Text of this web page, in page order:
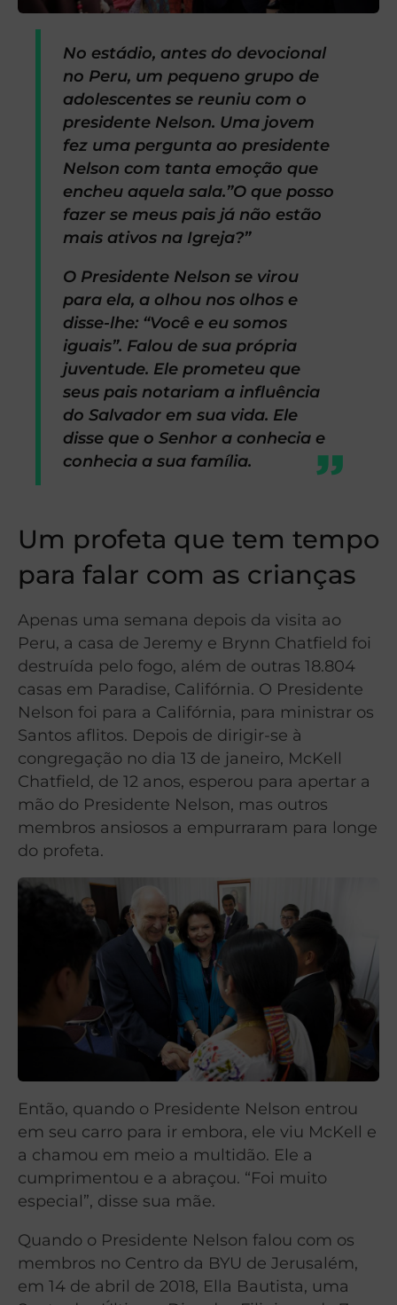
No estádio, antes do devocional
no Peru, um pequeno grupo de
adolescentes se reuniu com o
presidente Nelson. Uma jovem
fez uma pergunta ao presidente
Nelson com tanta emoção que
encheu aquela sala.”O que posso
fazer se meus pais já não estão
mais ativos na Igreja?”
O Presidente Nelson se virou
para ela, a olhou nos olhos e
disse-lhe: “Você e eu somos
iguais”. Falou de sua própria
juventude. Ele prometeu que
seus pais notariam a influência
do Salvador em sua vida. Ele
disse que o Senhor a conhecia e
conhecia a sua família.
Um profeta que tem tempo
para falar com as crianças
Apenas uma semana depois da visita ao
Peru, a casa de Jeremy e Brynn Chatfield foi
destruída pelo fogo, além de outras 18.804
casas em Paradise, Califórnia. O Presidente
Nelson foi para a Califórnia, para ministrar os
Santos aflitos. Depois de dirigir-se à
congregação no dia 13 de janeiro, McKell
Chatfield, de 12 anos, esperou para apertar a
mão do Presidente Nelson, mas outros
membros ansiosos a empurraram para longe
do profeta.
Então, quando o Presidente Nelson entrou
em seu carro para ir embora, ele viu McKell e
a chamou em meio a multidão. Ele a
cumprimentou e a abraçou. “Foi muito
especial”, disse sua mãe.
Quando o Presidente Nelson falou com os
membros no Centro da BYU de Jerusalém,
em 14 de abril de 2018, Ella Bautista, uma